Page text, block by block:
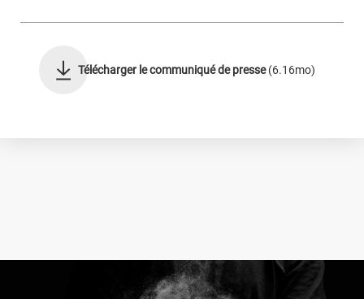
Gestion des encours sains
Recouvrement amiableTélécharger le communiqué de presse(6.16mo)